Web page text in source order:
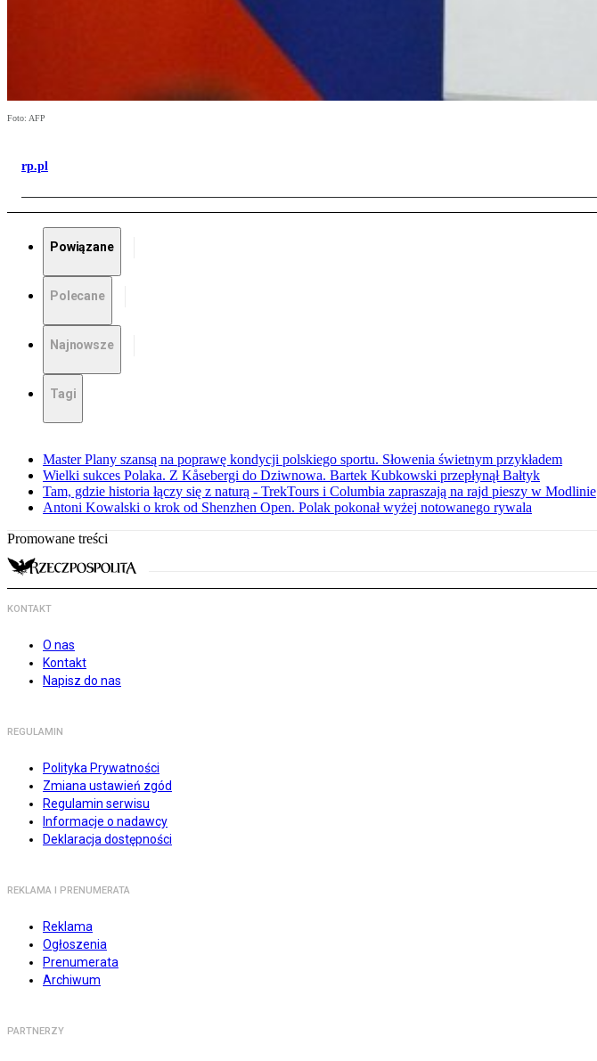
Foto: AFP
rp.pl
Powiązane
Polecane
Najnowsze
Tagi
Master Plany szansą na poprawę kondycji polskiego sportu. Słowenia świetnym przykładem
Wielki sukces Polaka. Z Kåsebergi do Dziwnowa. Bartek Kubkowski przepłynął Bałtyk
Tam, gdzie historia łączy się z naturą - TrekTours i Columbia zapraszają na rajd pieszy w Modlinie
Antoni Kowalski o krok od Shenzhen Open. Polak pokonał wyżej notowanego rywala
Promowane treści
KONTAKT
O nas
Kontakt
Napisz do nas
REGULAMIN
Polityka Prywatności
Zmiana ustawień zgód
Regulamin serwisu
Informacje o nadawcy
Deklaracja dostępności
REKLAMA I PRENUMERATA
Reklama
Ogłoszenia
Prenumerata
Archiwum
PARTNERZY